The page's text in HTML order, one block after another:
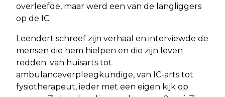
overleefde, maar werd een van de langliggers
op de IC.
Leendert schreef zijn verhaal en interviewde de
mensen die hem hielpen en die zijn leven
redden: van huisarts tot
ambulanceverpleegkundige, van IC-arts tot
fysiotherapeut, ieder met een eigen kijk op